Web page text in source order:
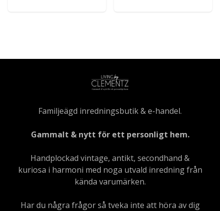
Familjeägd inredningsbutik & e-handel.
Gammalt & nytt för ett personligt hem.
Handplockad vintage, antikt, secondhand &
kuriosa i harmoni med noga utvald inredning från
kända varumärken.
Har du några frågor så tveka inte att höra av dig